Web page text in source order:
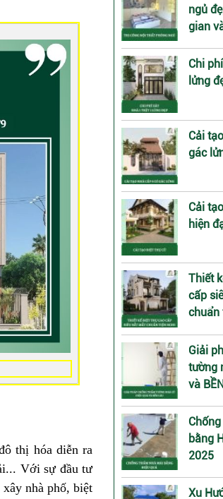
ngủ
gian
Chi
lửng
Cải
gác
Cải
hiện
Thiết
cấp
chuẩn
Giải
tường
và
bằng
2025
Xu
thị hóa diễn ra
Với sự đầu tư
nhà phố, biệt